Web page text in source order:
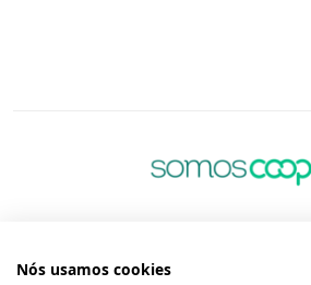
Nós usamos cookies